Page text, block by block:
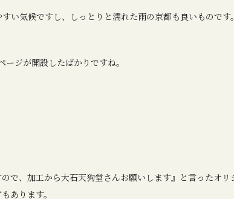
い気候ですし、しっとりと濡れた雨の京都も良いものです。
ジが開設したばかりですね。
で、加工から大石天狗堂さんお願いします』と言ったオ
あります。